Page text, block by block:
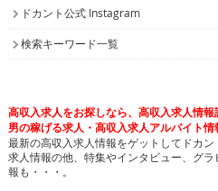
ドカント公式 Instagram
検索キーワード一覧
高収入求人をお探しなら、高収入求人情報
男の稼げる求人・高収入求人アルバイト情
最新の高収入求人情報をゲットしてドカン
求人情報の他、特集やインタビュー、グ
報も・・・。